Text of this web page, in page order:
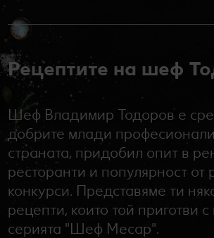
Рецептите на шеф
Шеф Владимир Тодоров е
добрите млади
страната, придобил опит в
ресторанти и популярност от
конкурси. Представяме ти
рецепти, които той приготви
серията "Шеф Месар".